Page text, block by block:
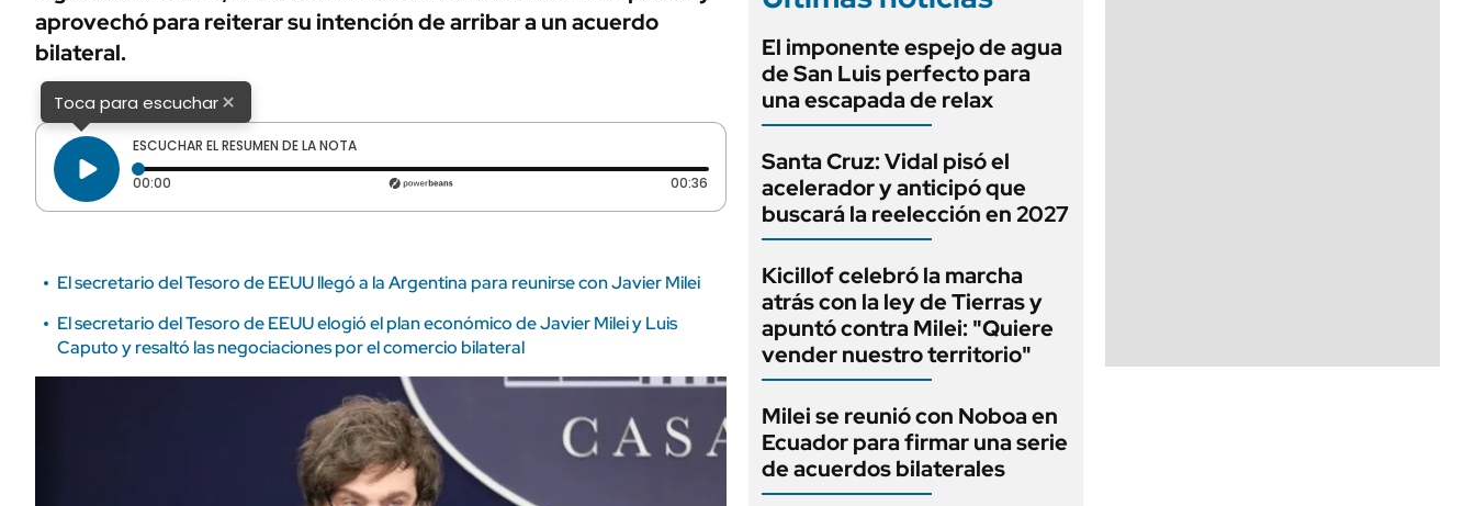
aprovechó para reiterar su intención de arribar a un acuerdo
bilateral.
Toca para escuchar×
ESCUCHAR EL RESUMEN DE LA NOTA
00:00 Tiempo transcurrido: 0 segundos 00:36 Duración: 36 segundos
El secretario del Tesoro de EEUU llegó a la Argentina para reunirse con Javier Milei
El secretario del Tesoro de EEUU elogió el plan económico de Javier Milei y Luis
Caputo y resaltó las negociaciones por el comercio bilateral
El imponente espejo de agua
de San Luis perfecto para
una escapada de relax
Santa Cruz: Vidal pisó el
acelerador y anticipó que
buscará la reelección en 2027
Kicillof celebró la marcha
atrás con la ley de Tierras y
apuntó contra Milei: "Quiere
vender nuestro territorio"
Milei se reunió con Noboa en
Ecuador para firmar una serie
de acuerdos bilaterales